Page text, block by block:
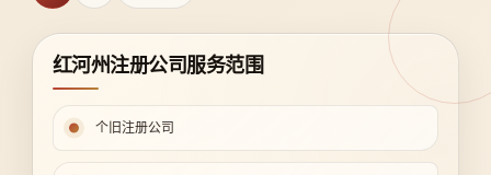
红河州注册公司服务范围
个旧注册公司